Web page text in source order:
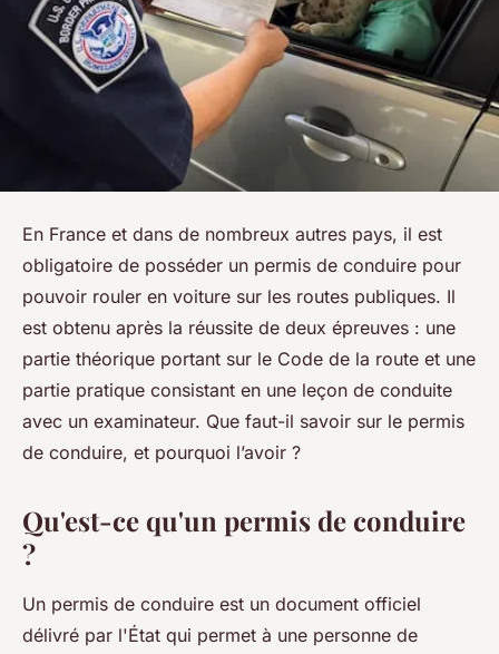
En France et dans de nombreux autres pays, il est
obligatoire de posséder un permis de conduire pour
pouvoir rouler en voiture sur les routes publiques. Il
est obtenu après la réussite de deux épreuves : une
partie théorique portant sur le Code de la route et une
partie pratique consistant en une leçon de conduite
avec un examinateur. Que faut-il savoir sur le permis
de conduire, et pourquoi l’avoir ?
Qu'est-ce qu'un permis de conduire
?
Un permis de conduire est un document officiel
délivré par l'État qui permet à une personne de